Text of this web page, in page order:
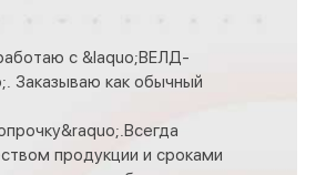
с &laquo;ВЕЛД-
Заказываю как обычный
продукции и сроками